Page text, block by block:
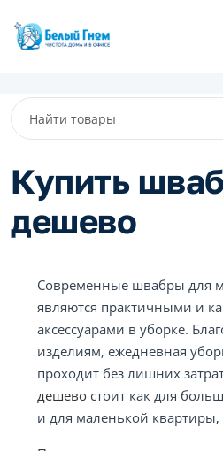
Купить
дешево
Современные швабры для
являются практичными и
аксессуарами в уборке.
изделиям, ежедневная
проходит без лишних
дешево стоит как для
и для маленькой